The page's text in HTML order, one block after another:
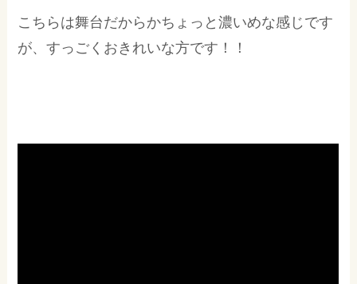
こちらは舞台だからかちょっと濃いめな感じです
が、すっごくおきれいな方です！！